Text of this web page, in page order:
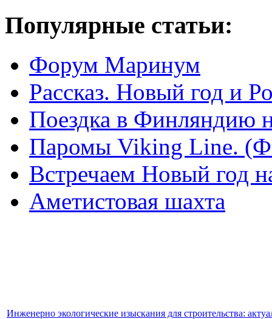
Популярные статьи:
Форум Маринум
Рассказ. Новый год и
Поездка в Финляндию
Паромы Viking Line.
Встречаем Новый год
Аметистовая шахта
Инженерно экологические изыскания для строительства: